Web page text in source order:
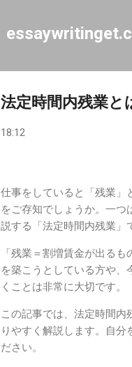
法定時間内残業と
18:12
仕事をしていると「残業」
をご存知でしょうか。一
説する「法定時間内残業」
「残業＝割増賃金が出る
を築こうとしている方や
くことは非常に大切です。
この記事では、法定時間
りやすく解説します。自
ださい。